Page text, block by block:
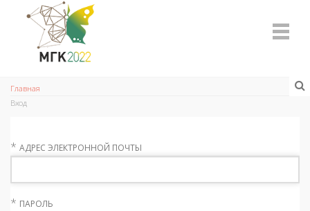
Главная
Вход
* АДРЕС ЭЛЕКТРОННОЙ ПОЧТЫ
* ПАРОЛЬ